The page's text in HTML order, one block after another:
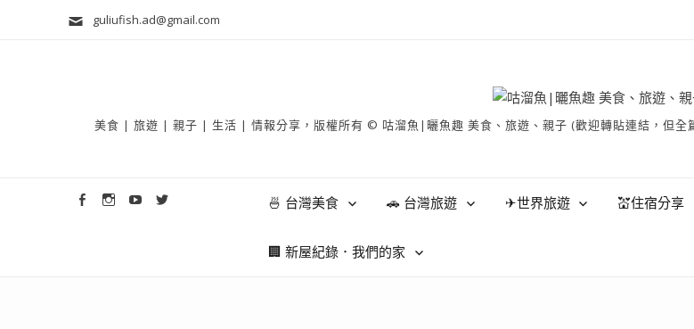
guliufish.ad@gmail.com
美食 | 旅遊 | 親子 | 生活 | 情報分享，版權所有 © 咕溜魚|曬魚趣 美食、旅遊、親子 (歡迎轉貼連結，但全
🍜 台灣美食 🚗 台灣旅遊 ✈世界旅遊 💒住宿分享
🏢 新屋紀錄．我們的家